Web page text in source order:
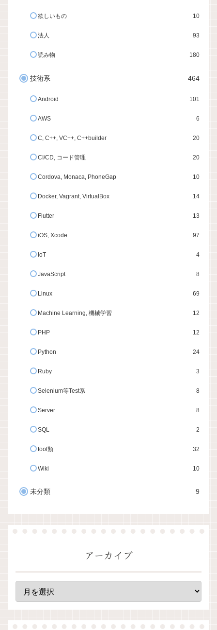
欲しいもの 10
法人 93
読み物 180
技術系 464
Android 101
AWS 6
C, C++, VC++, C++builder 20
CI/CD, コード管理 20
Cordova, Monaca, PhoneGap 10
Docker, Vagrant, VirtualBox 14
Flutter 13
iOS, Xcode 97
IoT 4
JavaScript 8
Linux 69
Machine Learning, 機械学習 12
PHP 12
Python 24
Ruby 3
Selenium等Test系 8
Server 8
SQL 2
tool類 32
Wiki 10
未分類 9
アーカイブ